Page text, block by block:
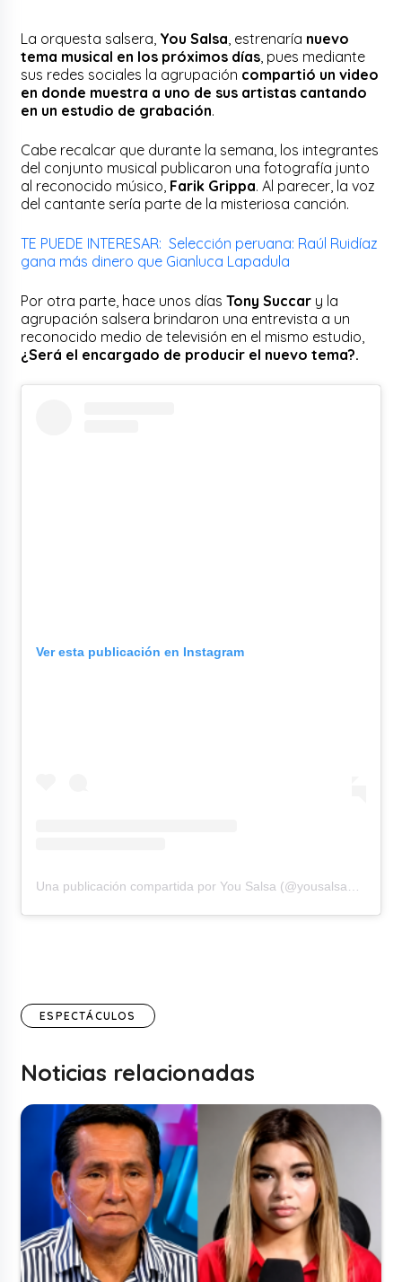
La orquesta salsera, You Salsa , estrenaría nuevo
tema musical en los próximos días , pues mediante
sus redes sociales la agrupación compartió un video
en donde muestra a uno de sus artistas cantando
en un estudio de grabación.
Cabe recalcar que durante la semana, los integrantes
del conjunto musical publicaron una fotografía junto
al reconocido músico, Farik Grippa. Al parecer, la voz
del cantante sería parte de la misteriosa canción.
TE PUEDE INTERESAR: Selección peruana: Raúl Ruidíaz
gana más dinero que Gianluca Lapadula
Por otra parte, hace unos díasTony Succar y la
agrupación salsera brindaron una entrevista a un
reconocido medio de televisión en el mismo estudio,
¿Será el encargado de producir el nuevo tema?.
Ver esta publicación en Instagram
ESPECTÁCULOS
Noticias relacionadas